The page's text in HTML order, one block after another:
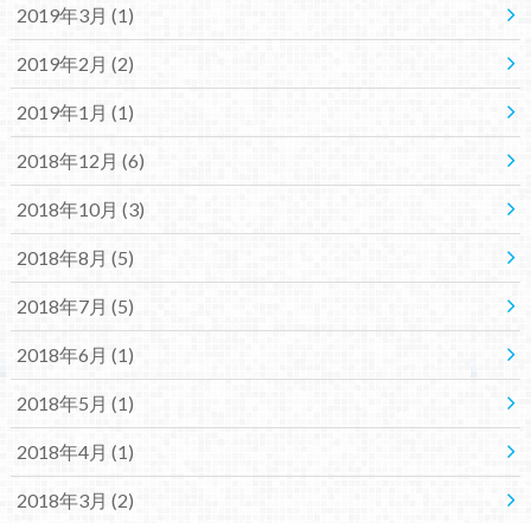
2019年3月 (1)
2019年2月 (2)
2019年1月 (1)
2018年12月 (6)
2018年10月 (3)
2018年8月 (5)
2018年7月 (5)
2018年6月 (1)
2018年5月 (1)
2018年4月 (1)
2018年3月 (2)